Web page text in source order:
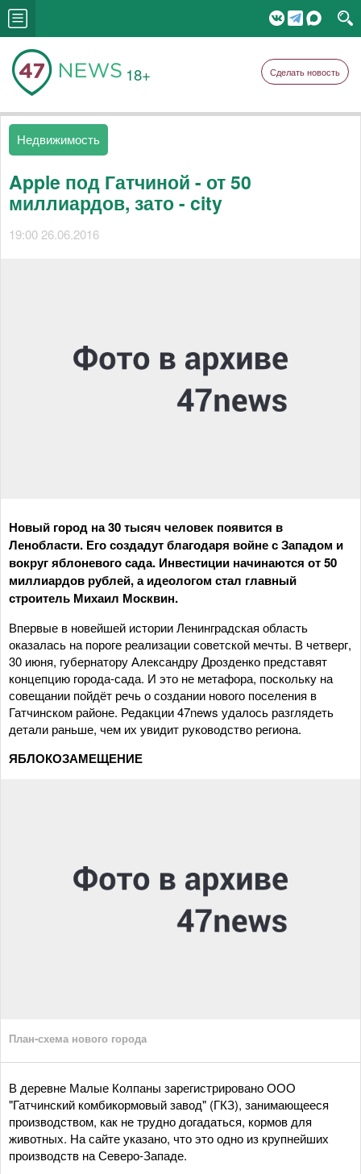
18+ Сделать новость
Недвижимость
Apple под Гатчиной - от 50
миллиардов, зато - city
19:00 26.06.2016
Новый город на 30 тысяч человек появится в
Ленобласти. Его создадут благодаря войне с Западом и
вокруг яблоневого сада. Инвестиции начинаются от 50
миллиардов рублей, а идеологом стал главный
строитель Михаил Москвин.
Впервые в новейшей истории Ленинградская область
оказалась на пороге реализации советской мечты. В четверг,
30 июня, губернатору Александру Дрозденко представят
концепцию города-сада. И это не метафора, поскольку на
совещании пойдёт речь о создании нового поселения в
Гатчинском районе. Редакции 47news удалось разглядеть
детали раньше, чем их увидит руководство региона.
ЯБЛОКОЗАМЕЩЕНИЕ
План-схема нового города
В деревне Малые Колпаны зарегистрировано ООО
"Гатчинский комбикормовый завод" (ГКЗ), занимающееся
производством, как не трудно догадаться, кормов для
животных. На сайте указано, что это одно из крупнейших
производств на Северо-Западе.